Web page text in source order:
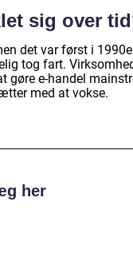
sig over
det var først i
tog fart.
gøre e-handel
med at vokse.
her